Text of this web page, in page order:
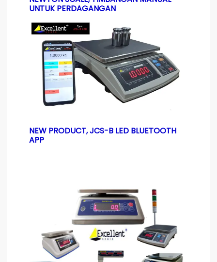
UNTUK PERDAGANGAN
NEW PRODUCT, JCS-B LED BLUETOOTH
APP